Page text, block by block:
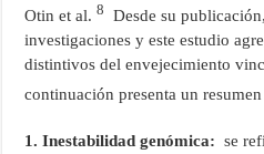
Otin et al.8
Desde su
investigaciones y este estudio
distintivos del envejecimiento
continuación presenta un
1. Inestabilidad genómica: se